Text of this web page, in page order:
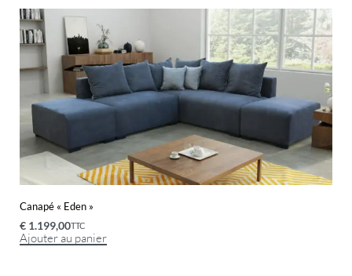
Canapé « Eden »
€ 1.199,00TTC
Ajouter au panier